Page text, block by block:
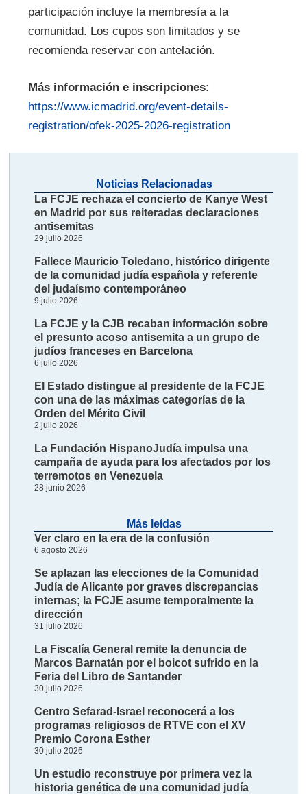
participación incluye la membresía a la
comunidad. Los cupos son limitados y se
recomienda reservar con antelación.
Más información e inscripciones:
https://www.icmadrid.org/event-details-
registration/ofek-2025-2026-registration
Noticias Relacionadas
La FCJE rechaza el concierto de Kanye West
en Madrid por sus reiteradas declaraciones
antisemitas
29 julio 2026
Fallece Mauricio Toledano, histórico dirigente
de la comunidad judía española y referente
del judaísmo contemporáneo
9 julio 2026
La FCJE y la CJB recaban información sobre
el presunto acoso antisemita a un grupo de
judíos franceses en Barcelona
6 julio 2026
El Estado distingue al presidente de la FCJE
con una de las máximas categorías de la
Orden del Mérito Civil
2 julio 2026
La Fundación HispanoJudía impulsa una
campaña de ayuda para los afectados por los
terremotos en Venezuela
28 junio 2026
Más leídas
Ver claro en la era de la confusión
6 agosto 2026
Se aplazan las elecciones de la Comunidad
Judía de Alicante por graves discrepancias
internas; la FCJE asume temporalmente la
dirección
31 julio 2026
La Fiscalía General remite la denuncia de
Marcos Barnatán por el boicot sufrido en la
Feria del Libro de Santander
30 julio 2026
Centro Sefarad-Israel reconocerá a los
programas religiosos de RTVE con el XV
Premio Corona Esther
30 julio 2026
Un estudio reconstruye por primera vez la
historia genética de una comunidad judía